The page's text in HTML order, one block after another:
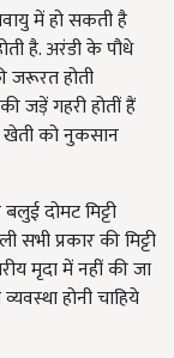
में हो सकती है
है. अरंडी के पौधे
जरूरत होती
जड़ें गहरी होतीं हैं
खेती को नुकसान
दोमट मिट्टी
प्रकार की मिट्टी
मृदा में नहीं की जा
होनी चाहिये